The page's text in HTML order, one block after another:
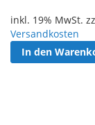
inkl. 19% MwSt.
Versandkosten
In den